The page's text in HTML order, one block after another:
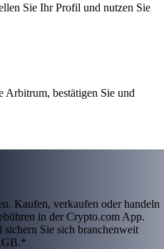
Sie Ihr Profil und nutzen Sie
Arbitrum, bestätigen Sie und
Kaufen, verkaufen oder handeln
in der Crypto.com App.
Sie sich branchenweit